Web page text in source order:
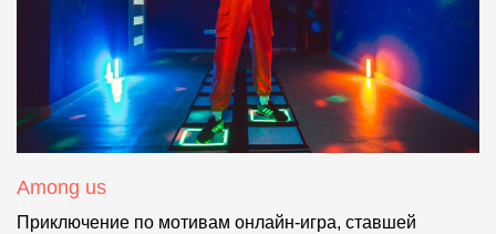
Among us
Приключение по мотивам онлайн-игра, ставшей